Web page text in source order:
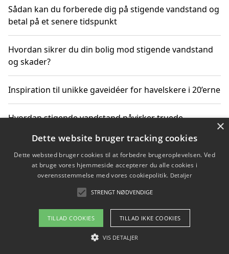
Sådan kan du forberede dig på stigende vandstand og
betal på et senere tidspunkt
Hvordan sikrer du din bolig mod stigende vandstand
og skader?
Inspiration til unikke gaveidéer for havelskere i 20’erne
Hvordan stigende vandstand påvirker truede
Sådan vælger du de bedste vandrerygsække til
vandreture i Danmark
Copyright 2026 - Pilanto Aps
Om / kontakt
×
Dette website bruger tracking cookies
Dette websted bruger cookies til at forbedre brugeroplevelsen. Ved
at bruge vores hjemmeside accepterer du alle cookies i
overensstemmelse med vores cookiepolitik. Detaljer
STRENGT NØDVENDIGE
TILLAD COOKIES TILLAD IKKE COOKIES
VIS DETALJER